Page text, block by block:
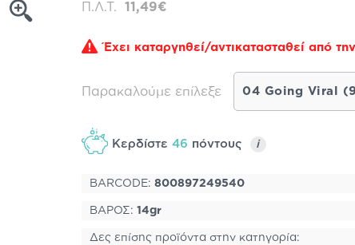
Π.Λ.Τ. 11,49€
Έχει καταργηθεί/αντικατασταθεί από την
Παρακαλούμε επίλεξε
Κερδίστε 46 πόντους i
BARCODE: 800897249540
ΒΑΡΟΣ: 14gr
Δες επίσης προϊόντα στην κατηγορία: